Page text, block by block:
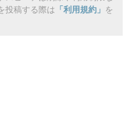
投稿する際は 「利用規約」 を